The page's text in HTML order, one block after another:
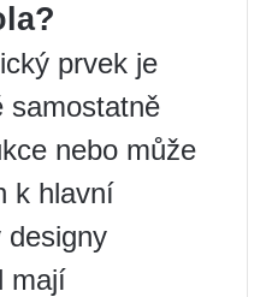
prvek je
samostatně
nebo může
k hlavní
designy
mají